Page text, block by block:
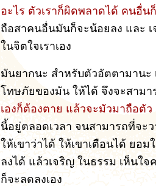
อะไร ตัวเราก็ผิดพลาดได้ คนอื่
ถือสาคนอื่นมันก็จะน้อยลง และ
ในจิตใจเราเอง
มันยากนะ สำหรับตัวอัตตามานะ
โทษภัยของมัน ให้ได้ จึงจะสาม
เองก็ต้องตาย แล้วจะมัวมาถือตั
นี้อยู่ตลอดเวลา จนสามารถที่จะ
ให้เขาว่าได้ ให้เขาเตือนได้ ย
ลงได้ แล้วเจริญ ในธรรม เห็นใ
ก็จะลดลงเอง